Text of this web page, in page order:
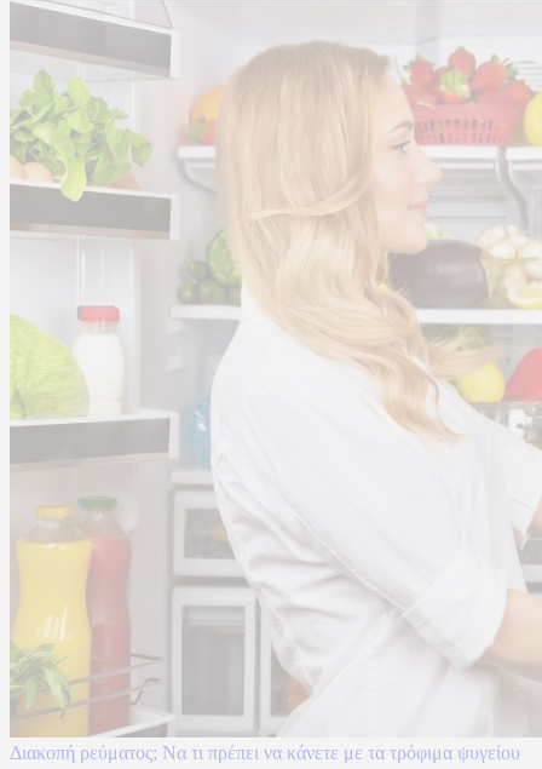
Διακοπή ρεύματος; Να τι πρέπει να κάνετε με τα τρόφιμα ψυγείου